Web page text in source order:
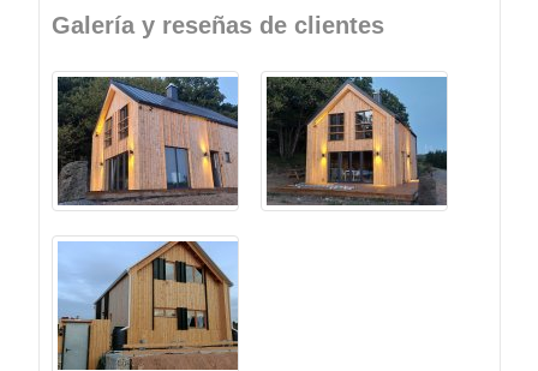
Galería y reseñas de clientes